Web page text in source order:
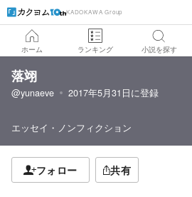
KADOKAWA Group
ホーム ランキング 小説を探す
落翊
@yunaeve 2017年5月31日に登録
エッセイ・ノンフィクション
フォロー 共有